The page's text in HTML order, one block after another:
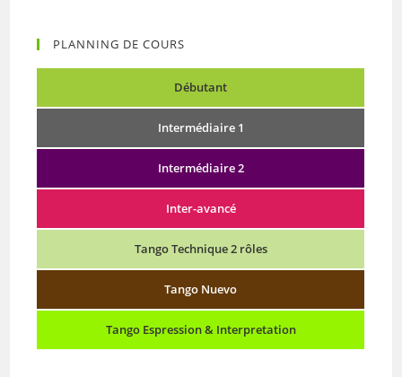
PLANNING DE COURS
Débutant
Intermédiaire 1
Intermédiaire 2
Inter-avancé
Tango Technique 2 rôles
Tango Nuevo
Tango Espression & Interpretation